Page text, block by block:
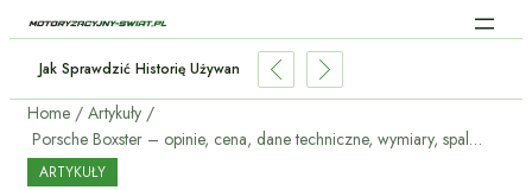
W Samochodach: Jak AI Zmienia Jazdę?
Home
Artykuły
Porsche Boxster – opinie, cena, dane techniczne, wymiary, spalanie, osiągi
ARTYKUŁY